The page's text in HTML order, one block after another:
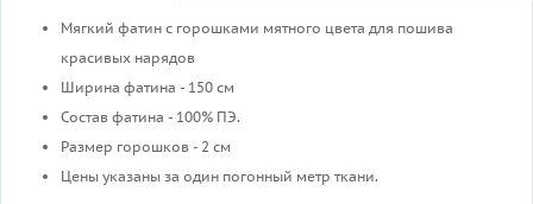
Мягкий фатин с горошками мятного цвета для пошива
красивых нарядов
Ширина фатина - 150 см
Состав фатина - 100% ПЭ.
Размер горошков - 2 см
Цены указаны за один погонный метр ткани.